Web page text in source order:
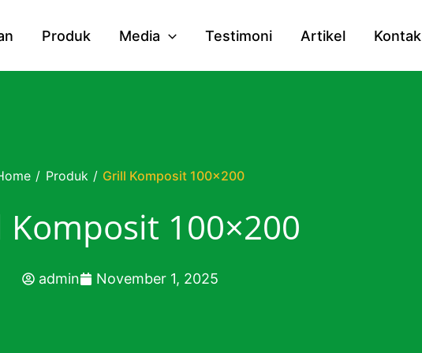
Produk Media Testimoni Artikel Kontak
/ Produk / Grill Komposit 100×200
Komposit 100×200
admin November 1, 2025